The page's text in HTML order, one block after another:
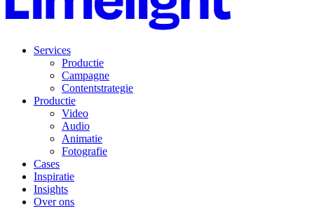
Services
Productie
Campagne
Contentstrategie
Productie
Video
Audio
Animatie
Fotografie
Cases
Inspiratie
Insights
Over ons